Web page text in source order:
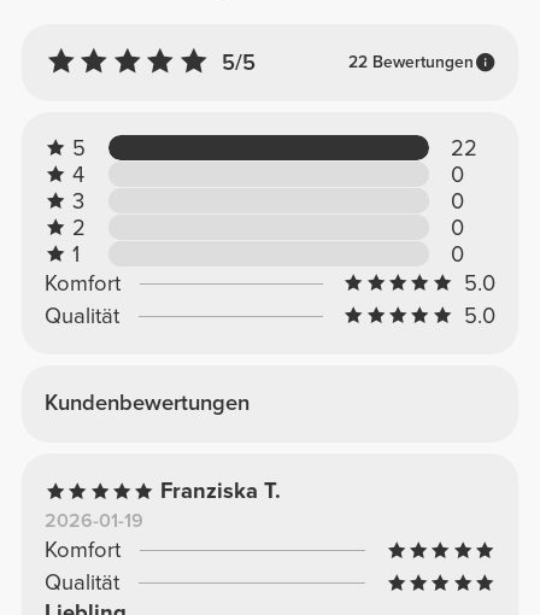
5/5 22 Bewertungen
5
22
4
0
3
0
2
0
1
0
Komfort
5.0
Qualität
5.0
Kundenbewertungen
Franziska T.
2026-01-19
Komfort
Qualität